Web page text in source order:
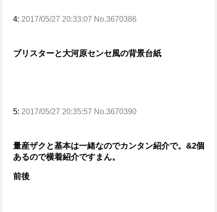
4: 2017/05/27 20:33:07 No.3670386
ブリスターと大河原センセ風の背景台紙
5: 2017/05/27 20:35:57 No.3670390
量産ザクと基本は一緒なのでカンタン紹介で。 &2個
あるので横着紹介ですまん。
前後